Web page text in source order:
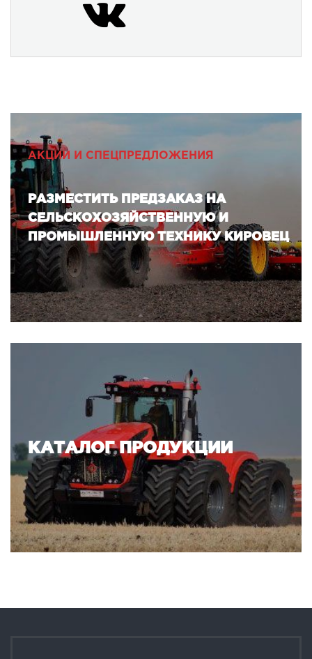
АКЦИИ И СПЕЦПРЕДЛОЖЕНИЯ
РАЗМЕСТИТЬ ПРЕДЗАКАЗ НА
СЕЛЬСКОХОЗЯЙСТВЕННУЮ И
ПРОМЫШЛЕННУЮ ТЕХНИКУ КИРОВЕЦ
КАТАЛОГ ПРОДУКЦИИ